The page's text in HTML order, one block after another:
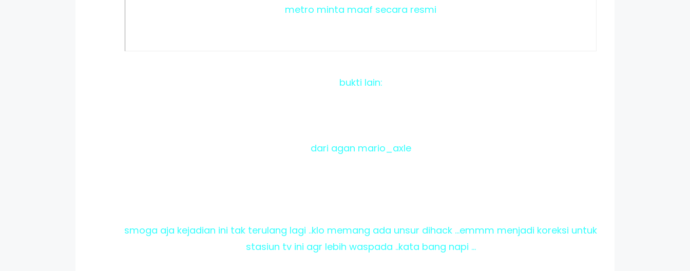
metro minta maaf secara resmi
bukti lain:
dari agan mario_axle
smoga aja kejadian ini tak terulang lagi ..klo memang ada unsur dihack ...emmm menjadi koreksi untuk
stasiun tv ini agr lebih waspada ..kata bang napi ...